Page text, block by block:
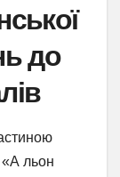
до
«А льон